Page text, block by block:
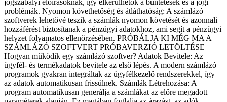
jogszabályi előírásoknak, így elkerülhetők a büntetések és a jogi
problémák. Nyomon követhetőség és átláthatóság: A számlázó
szoftverek lehetővé teszik a számlák nyomon követését és azonnali
hozzáférést biztosítanak a pénzügyi adatokhoz, ami segít a pénzügyi
helyzet folyamatos ellenőrzésében. PRÓBÁLJA KI MÉG MA A
SZÁMLÁZÓ SZOFTVERT PRÓBAVERZIÓ LETÖLTÉSE
Hogyan működik egy számlázó szoftver? Adatok Bevitele: Az
ügyfél- és termékadatok bevitele az első lépés. A modern számlázó
programok gyakran integráltak az ügyfélkezelő rendszerekkel, így
az adatok automatikusan frissülnek. Számlák Létrehozása: A
program automatikusan generálja a számlákat az előre megadott